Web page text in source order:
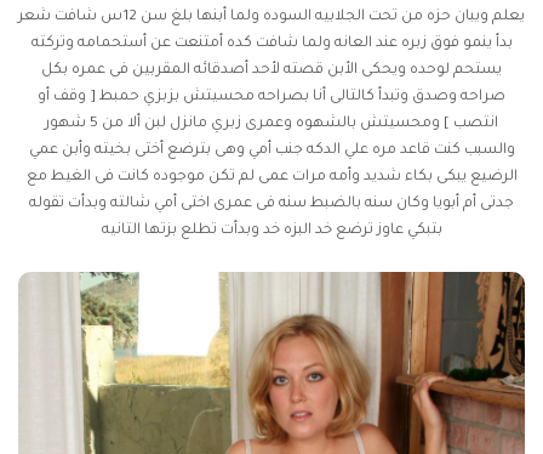
يعلم ويبان حزه من تحت الجلابيه السوده ولما أبنها بلغ سن 12س شافت شعر
بدأ ينمو فوق زبره عند العانه ولما شافت كده أمتنعت عن أستحمامه وتركته
يستحم لوحده ويحكى الأبن قصته لأحد أصدقائه المقربين فى عمره بكل
صراحه وصدق وتبدأ كالتالى أنا بصراحه محسيتش بزبزي حمبط [ وقف أو
انتصب ] ومحسيتش بالشهوه وعمرى زبري مانزل لبن ألا من 5 شهور
والسبب كنت قاعد مره علي الدكه جنب أمي وهى بترضع أختى بخيته وأبن عمي
الرضيع يبكى بكاء شديد وأمه مرات عمى لم تكن موجوده كانت فى الغيط مع
جدتى أم أبويا وكان سنه بالضبط سنه فى عمرى اختى أمي شالته وبدأت تقوله
بتبكي عاوز ترضع خد البزه خد وبدأت تطلع بزتها التانيه